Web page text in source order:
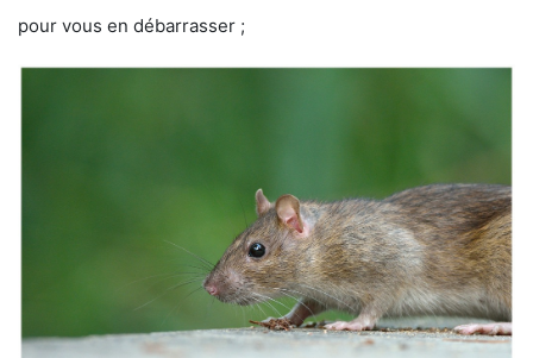
pour vous en débarrasser ;